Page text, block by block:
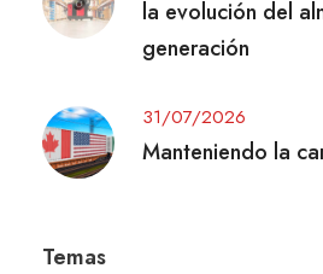
la evolución del
generación
31/07/2026
Manteniendo la
Temas